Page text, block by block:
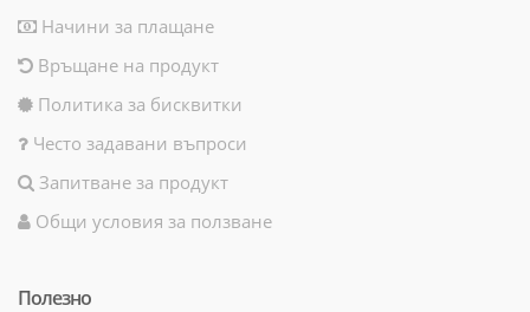
Начини за плащане
Връщане на продукт
Политика за бисквитки
Често задавани въпроси
Запитване за продукт
Общи условия за ползване
Полезно